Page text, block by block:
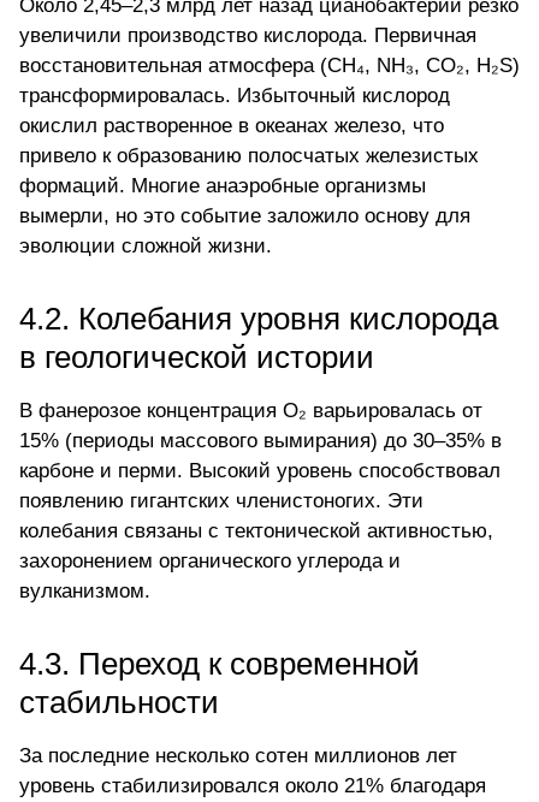
Около 2,45–2,3 млрд лет назад цианобактерии резко
увеличили производство кислорода. Первичная
восстановительная атмосфера (CH₄, NH₃, CO₂, H₂S)
трансформировалась. Избыточный кислород
окислил растворенное в океанах железо, что
привело к образованию полосчатых железистых
формаций. Многие анаэробные организмы
вымерли, но это событие заложило основу для
эволюции сложной жизни.
4.2. Колебания уровня кислорода
в геологической истории
В фанерозое концентрация O₂ варьировалась от
15% (периоды массового вымирания) до 30–35% в
карбоне и перми. Высокий уровень способствовал
появлению гигантских членистоногих. Эти
колебания связаны с тектонической активностью,
захоронением органического углерода и
вулканизмом.
4.3. Переход к современной
стабильности
За последние несколько сотен миллионов лет
уровень стабилизировался около 21% благодаря